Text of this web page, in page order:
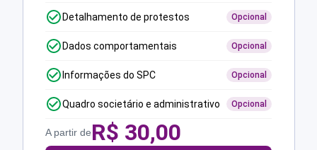
Detalhamento de protestos Opcional
Dados comportamentais Opcional
Informações do SPC Opcional
Quadro societário e administrativo Opcional
A partir deR$ 30,00